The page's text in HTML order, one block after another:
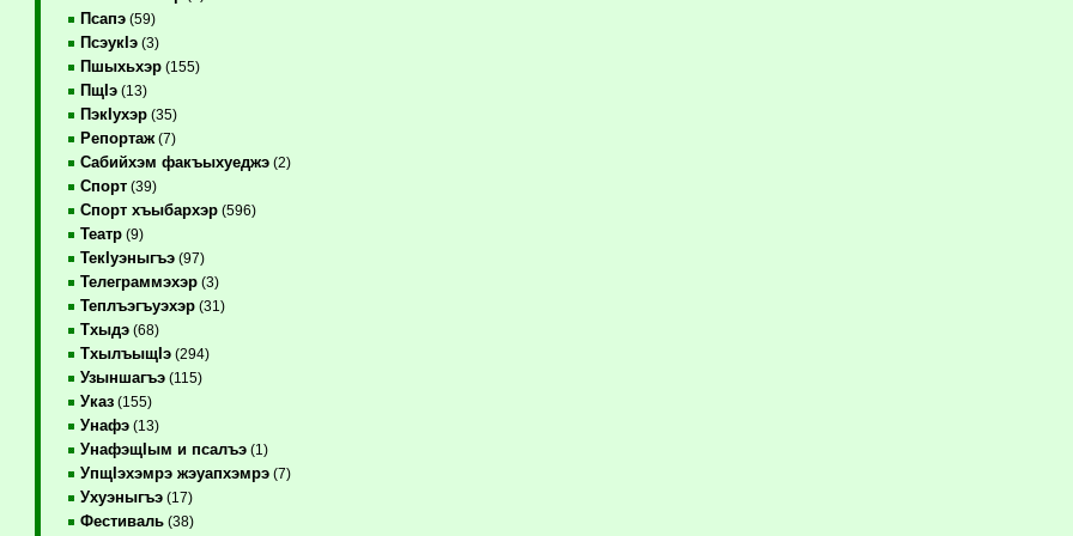
Псапэ(59)
ПсэукIэ(3)
Пшыхьхэр(155)
ПщIэ(13)
ПэкIухэр(35)
Репортаж(7)
Сабийхэм факъыхуеджэ(2)
Спорт(39)
Спорт хъыбархэр(596)
Театр(9)
ТекIуэныгъэ(97)
Телеграммэхэр(3)
Теплъэгъуэхэр(31)
Тхыдэ(68)
ТхылъыщIэ(294)
Узыншагъэ(115)
Указ(155)
Унафэ(13)
УнафэщIым и псалъэ(1)
УпщIэхэмрэ жэуапхэмрэ(7)
Ухуэныгъэ(17)
Фестиваль(38)